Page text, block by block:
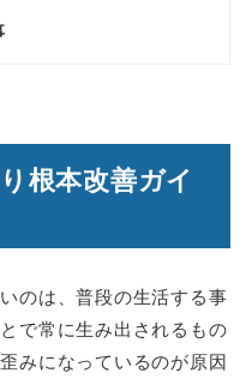
根本改善ガイ
のは、普段の生活する事
で常に生み出されるもの
みになっているのが原因